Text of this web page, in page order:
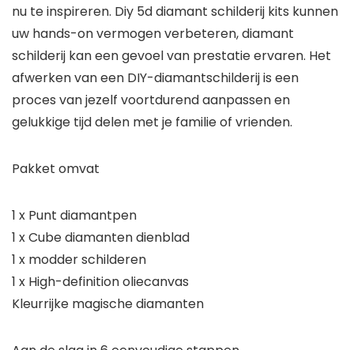
nu te inspireren. Diy 5d diamant schilderij kits kunnen
uw hands-on vermogen verbeteren, diamant
schilderij kan een gevoel van prestatie ervaren. Het
afwerken van een DIY-diamantschilderij is een
proces van jezelf voortdurend aanpassen en
gelukkige tijd delen met je familie of vrienden.
Pakket omvat
1 x Punt diamantpen
1 x Cube diamanten dienblad
1 x modder schilderen
1 x High-definition oliecanvas
Kleurrijke magische diamanten